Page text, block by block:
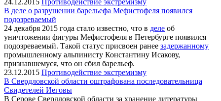
В деле о разрушении барельефа Мефистофеля появился
подозреваемый
24 декабря 2015 года стало известно, что в деле об
уничтожении фигуры Мефистофеля в Петербурге появился
подозреваемый. Такой статус присвоен ранее задержанному
промышленному альпинисту Константину Исакову,
признавшемуся, что он сбил барельеф.
23.12.2015 Противодействие экстремизму
В Свердловской области оштрафована последовательница
Свидетелей Иеговы
В Серове Свердловской области за хранение литературы